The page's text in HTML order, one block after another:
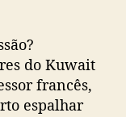
do Kuwait
francês,
espalhar